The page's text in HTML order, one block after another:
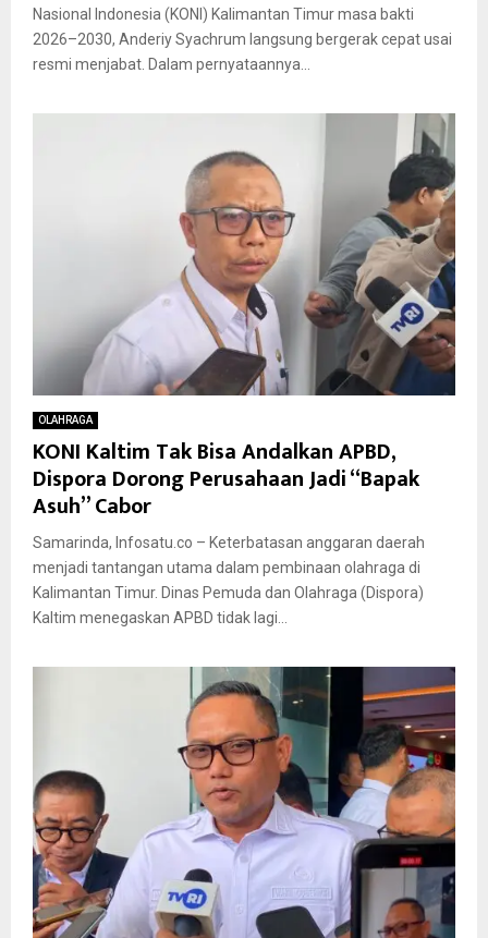
Nasional Indonesia (KONI) Kalimantan Timur masa bakti
2026–2030, Anderiy Syachrum langsung bergerak cepat usai
resmi menjabat. Dalam pernyataannya...
OLAHRAGA
KONI Kaltim Tak Bisa Andalkan APBD,
Dispora Dorong Perusahaan Jadi “Bapak
Asuh” Cabor
Samarinda, Infosatu.co – Keterbatasan anggaran daerah
menjadi tantangan utama dalam pembinaan olahraga di
Kalimantan Timur. Dinas Pemuda dan Olahraga (Dispora)
Kaltim menegaskan APBD tidak lagi...